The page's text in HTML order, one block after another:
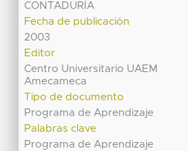
CONTADURÍA
Fecha de publicación
2003
Editor
Centro Universitario UAEM
Amecameca
Tipo de documento
Programa de Aprendizaje
Palabras clave
Programa de Aprendizaje